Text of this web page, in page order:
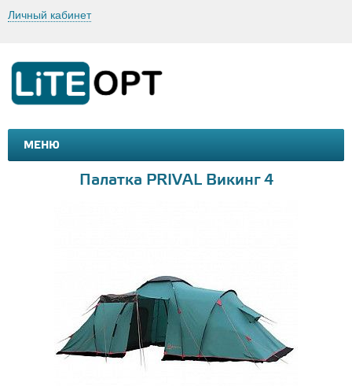
Личный кабинет
МЕНЮ
МАШИНКИ И МОТОЦИКЛЫ
Палатка PRIVAL Викинг 4